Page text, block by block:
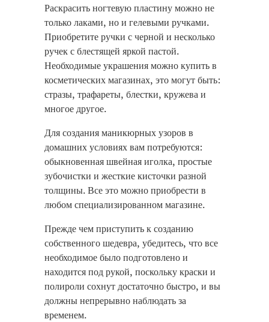
Раскрасить ногтевую пластину можно не
только лаками, но и гелевыми ручками.
Приобретите ручки с черной и несколько
ручек с блестящей яркой пастой.
Необходимые украшения можно купить в
косметических магазинах, это могут быть:
стразы, трафареты, блестки, кружева и
многое другое.
Для создания маникюрных узоров в
домашних условиях вам потребуются:
обыкновенная швейная иголка, простые
зубочистки и жесткие кисточки разной
толщины. Все это можно приобрести в
любом специализированном магазине.
Прежде чем приступить к созданию
собственного шедевра, убедитесь, что все
необходимое было подготовлено и
находится под рукой, поскольку краски и
полироли сохнут достаточно быстро, и вы
должны непрерывно наблюдать за
временем.